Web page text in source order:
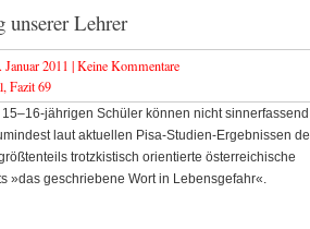
unserer Lehrer
Januar 2011 |Keine Kommentare
, Fazit 69
jährigen Schüler können nicht sinnerfassend
laut aktuellen Pisa-Studien-Ergebnissen
trotzkistisch orientierte österreichische
»das geschriebene Wort in Lebensgefahr«.